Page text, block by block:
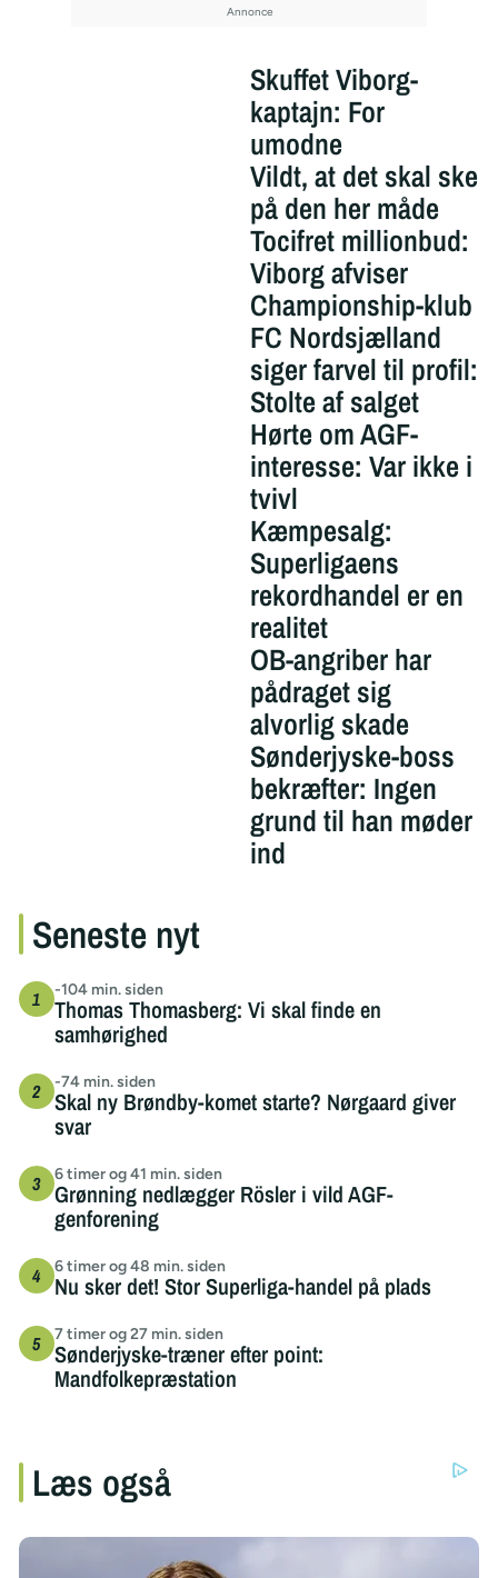
Skuffet Viborg-
kaptajn: For
umodne
Vildt, at det skal ske
på den her måde
Tocifret millionbud:
Viborg afviser
Championship-klub
FC Nordsjælland
siger farvel til profil:
Stolte af salget
Hørte om AGF-
interesse: Var ikke i
tvivl
Kæmpesalg:
Superligaens
rekordhandel er en
realitet
OB-angriber har
pådraget sig
alvorlig skade
Sønderjyske-boss
bekræfter: Ingen
grund til han møder
ind
Seneste nyt
-104 min. siden
Thomas Thomasberg: Vi skal finde en
samhørighed
-74 min. siden
Skal ny Brøndby-komet starte? Nørgaard giver
svar
6 timer og 41 min. siden
Grønning nedlægger Rösler i vild AGF-
genforening
6 timer og 48 min. siden
Nu sker det! Stor Superliga-handel på plads
7 timer og 27 min. siden
Sønderjyske-træner efter point:
Mandfolkepræstation